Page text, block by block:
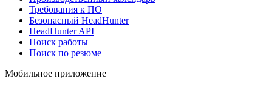
Требования к ПО
Безопасный HeadHunter
HeadHunter API
Поиск работы
Поиск по резюме
Мобильное приложение